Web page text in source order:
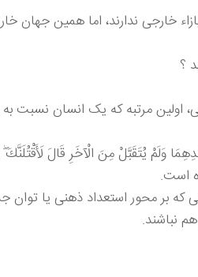
خارجی ندارند، اما همین
؟
اولین مرتبه که یک انسان نسبت
وَلَمْ يُتَقَبَّلْ مِنَ الْآخَرِ قَالَ
است.
بر محور استعداد ذهنی یا توان
نباشند.